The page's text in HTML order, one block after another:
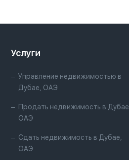
Услуги
Управление недвижимостью в
Дубае, ОАЭ
Продать недвижимость в Дубае,
ОАЭ
Сдать недвижимость в Дубае,
ОАЭ